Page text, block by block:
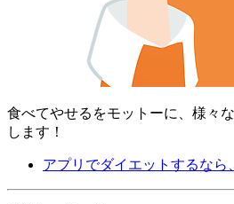
食べてやせるをモットーに、様々
します！
アプリでダイエットするなら